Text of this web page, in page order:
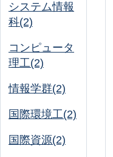
システム情報
科(2)
コンピュータ
理工(2)
情報学群(2)
国際環境工(2)
国際資源(2)